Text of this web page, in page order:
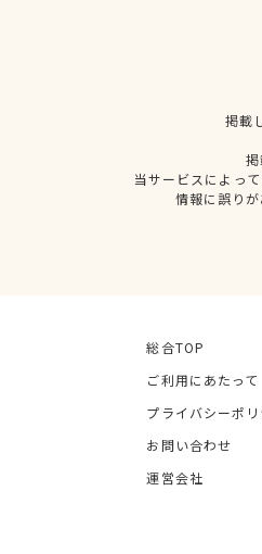
掲載
当サービスによっ
情報に誤り
総合TOP
ご利用にあたって
プライバシーポ
お問い合わせ
運営会社